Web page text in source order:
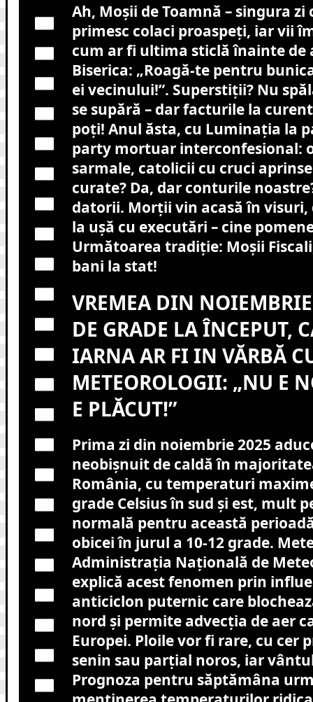
Ah, Moșii de Toamnă – singura
primesc colaci proaspeți, iar vii
cum ar fi ultima sticlă înainte de
Biserica: „Roagă-te pentru
ei vecinului!”. Superstiții? Nu
se supără – dar facturile la
poți! Anul ăsta, cu Luminația la
party mortuar interconfesional:
sarmale, catolicii cu cruci
curate? Da, dar conturile
datorii. Morții vin acasă în visuri,
la ușă cu executări – cine
Următoarea tradiție: Moșii
bani la stat!
VREMEA DIN
DE GRADE LA ÎNCEPUT,
IARNA AR FI IN VĂRBĂ
METEOROLOGII: „NU E
E PLĂCUT!”
Prima zi din noiembrie 2025
neobișnuit de caldă în
România, cu temperaturi
grade Celsius în sud și est, mult
normală pentru această
obicei în jurul a 10-12 grade.
Administrația Națională de
explică acest fenomen prin
anticiclon puternic care
nord și permite advecția de aer
Europei. Ploile vor fi rare, cu cer
senin sau parțial noros, iar
Prognoza pentru săptămâna